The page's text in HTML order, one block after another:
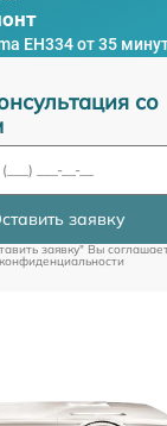
EH334 от 35
со
заявку
заявку" Вы
конфиденциальности